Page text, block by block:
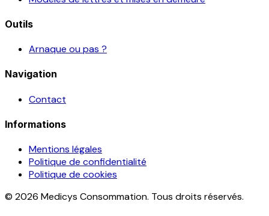
Outils
Arnaque ou pas ?
Navigation
Contact
Informations
Mentions légales
Politique de confidentialité
Politique de cookies
© 2026 Medicys Consommation. Tous droits réservés.